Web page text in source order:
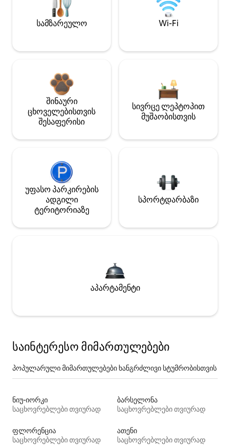
სამზარეულო Wi-Fi
შინაური
ცხოველებისთვის
შესაფერისი
სივრცე ლეპტოპით
მუშაობისთვის
უფასო პარკირების
ადგილი
ტერიტორიაზე
სპორტდარბაზი
აპარტამენტი
საინტერესო მიმართულებები
პოპულარული მიმართულებები ხანგრძლივი სტუმრობისთვის
ნიუ-იორკი
საცხოვრებლები თვიურად
ბარსელონა
საცხოვრებლები თვიურად
ფლორენცია
საცხოვრებლები თვიურად
ათენი
საცხოვრებლები თვიურად